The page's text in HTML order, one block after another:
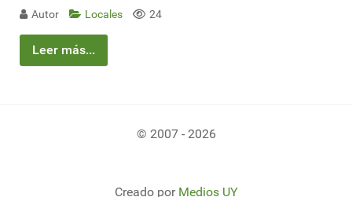
Autor Locales 24
Leer más...
© 2007 - 2026
Creado por Medios UY